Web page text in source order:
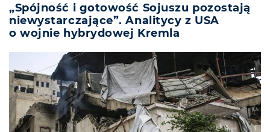
„Spójność i gotowość Sojuszu pozostają
niewystarczające”. Analitycy z USA
o wojnie hybrydowej Kremla